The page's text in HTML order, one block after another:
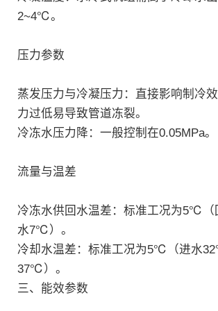
2~4℃‌。
压力参数‌
蒸发压力与冷凝压力：直接影响制冷
力过低易导致管道冻裂‌。
冷冻水压力降：一般控制在0.05MPa‌。
流量与温差‌
冷冻水供回水温差：标准工况为5℃
水7℃）‌。
冷却水温差：标准工况为5℃（进水
37℃）‌。
三、能效参数